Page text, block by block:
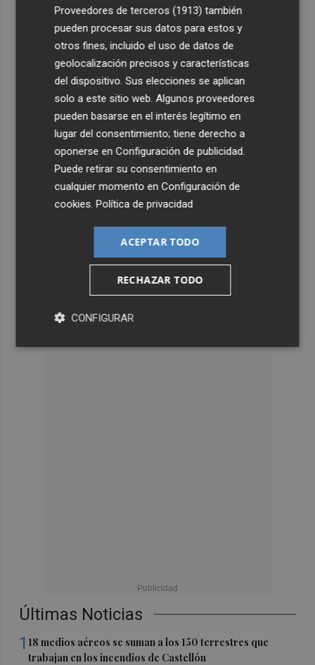
Últimas Noticias
1 18 medios aéreos se suman a los 150 terrestres que
trabajan en los incendios de Castellón
Proveedores de terceros (1913) también
pueden procesar sus datos para estos y
otros fines, incluido el uso de datos de
geolocalización precisos y características
del dispositivo. Sus elecciones se aplican
solo a este sitio web. Algunos proveedores
pueden basarse en el interés legítimo en
lugar del consentimiento; tiene derecho a
oponerse enConfiguración de publicidad
Puede retirar su consentimiento en
cualquier momento enConfiguración de
cookies .Política de privacidad
ACEPTAR TODO
RECHAZAR TODO
CONFIGURAR